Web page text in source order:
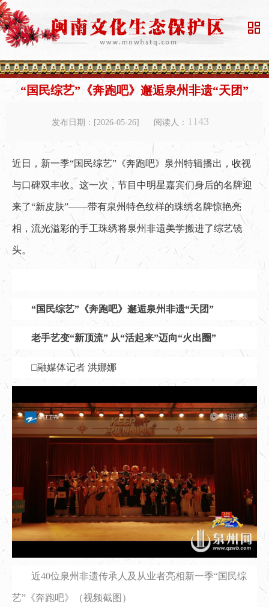

“国民综艺”《奔跑吧》邂逅泉州非遗“天团”
发布日期：[2026-05-26] 阅读人： 1143
近日，新一季“国民综艺”《奔跑吧》泉州特辑播出，收视
与口碑双丰收。这一次，节目中明星嘉宾们身后的名牌迎
来了“新皮肤”——带有泉州特色纹样的珠绣名牌惊艳亮
相，流光溢彩的手工珠绣将泉州非遗美学搬进了综艺镜
头。
“国民综艺”《奔跑吧》邂逅泉州非遗“天团”
老手艺变“新顶流” 从“活起来”迈向“火出圈”
□融媒体记者 洪娜娜
近40位泉州非遗传承人及从业者亮相新一季“国民综
艺”《奔跑吧》（视频截图）